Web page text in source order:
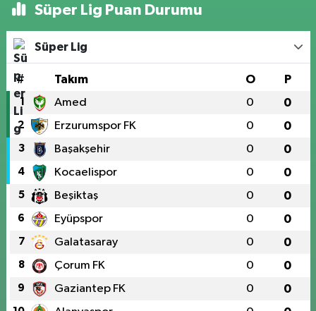
Süper Lig Puan Durumu
Süper Lig
# Takım O P
1 Amed 0 0
2 Erzurumspor FK 0 0
3 Başakşehir 0 0
4 Kocaelispor 0 0
5 Beşiktaş 0 0
6 Eyüpspor 0 0
7 Galatasaray 0 0
8 Çorum FK 0 0
9 Gaziantep FK 0 0